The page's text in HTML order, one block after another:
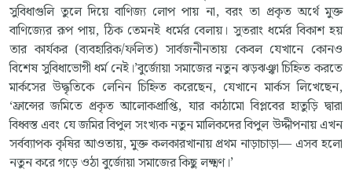
সুবিধাগুলি তুলে দিয়ে বাণিজ্য লোপ পায় না, বরং তা প্রকৃত অর্থে মুক্ত
বাণিজ্যের রূপ পায়, ঠিক তেমনই ধর্মের বেলায়। সুতরাং ধর্মের বিকাশ হয়
তার কার্যকর (ব্যবহারিক/ফলিত) সার্বজনীনতায় কেবল যেখানে কোনও
বিশেষ সুবিধাভোগী ধর্ম নেই।’বুর্জোয়া সমাজের নতুন ঝড়ঝঞ্ঝা চিহ্নিত করতে
মার্কসের উদ্ধৃতিকে লেনিন চিহ্নিত করেছেন, যেখানে মার্কস লিখেছেন,
‘ফ্রান্সের জমিতে প্রকৃত আলোকপ্রাপ্তি, যার কাঠামো বিপ্লবের হাতুড়ি দ্বারা
বিধ্বস্ত এবং যে জমির বিপুল সংখ্যক নতুন মালিকদের বিপুল উদ্দীপনায় এখন
সর্বব্যাপক কৃষির আওতায়, মুক্ত কলকারখানায় প্রথম নাড়াচাড়া— এসব হলো
নতুন করে গড়ে ওঠা বুর্জোয়া সমাজের কিছু লক্ষ্মণ।’